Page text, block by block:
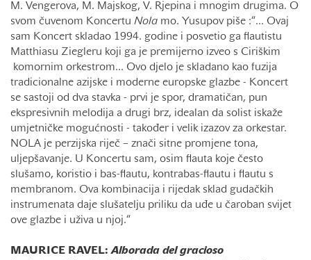
M. Vengerova, M. Majskog, V. Rjepina i mnogim drugima. O
svom čuvenom Koncertu Nola mo. Yusupov piše :“... Ovaj
sam Koncert skladao 1994. godine i posvetio ga flautistu
Matthiasu Ziegleru koji ga je premijerno izveo s Ciriškim
komornim orkestrom... Ovo djelo je skladano kao fuzija
tradicionalne azijske i moderne europske glazbe - Koncert
se sastoji od dva stavka - prvi je spor, dramatičan, pun
ekspresivnih melodija a drugi brz, idealan da solist iskaže
umjetničke mogućnosti - također i velik izazov za orkestar.
NOLA je perzijska riječ – znači sitne promjene tona,
uljepšavanje. U Koncertu sam, osim flauta koje često
slušamo, koristio i bas-flautu, kontrabas-flautu i flautu s
membranom. Ova kombinacija i rijedak sklad gudačkih
instrumenata daje slušatelju priliku da uđe u čaroban svijet
ove glazbe i uživa u njoj.“
MAURICE RAVEL: Alborada del gracioso